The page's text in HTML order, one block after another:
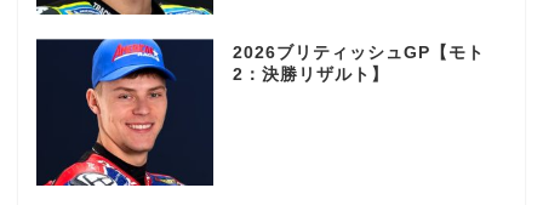
2026ブリティッシュGP【モト
2：決勝リザルト】